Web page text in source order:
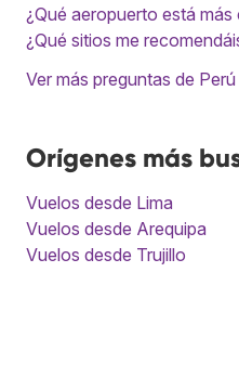
¿Qué aeropuerto está
¿Qué sitios me
Ver más preguntas de Perú
Orígenes más
Vuelos desde Lima
Vuelos desde Arequipa
Vuelos desde Trujillo